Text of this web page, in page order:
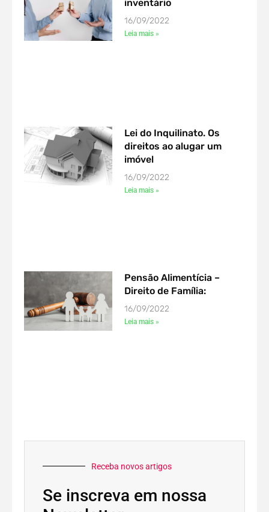
inventário
16/09/2022
Leia mais »
Lei do Inquilinato. Os
direitos ao alugar um
imóvel
16/09/2022
Leia mais »
Pensão Alimentícia –
Direito de Família:
16/09/2022
Leia mais »
Receba novos artigos
Se inscreva em nossa